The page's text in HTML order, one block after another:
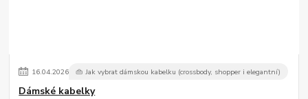
16.04.2026 👜 Jak vybrat dámskou kabelku (crossbody, shopper i elegantní)
Dámské kabelky